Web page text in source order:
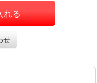
れる
せ